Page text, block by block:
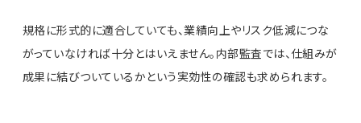
規格に形式的に適合していても、業績向上やリスク低減につな
がっていなければ十分とはいえません。内部監査では、仕組みが
成果に結びついているかという実効性の確認も求められます。